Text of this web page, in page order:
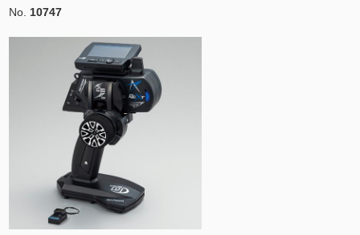
No. 10747